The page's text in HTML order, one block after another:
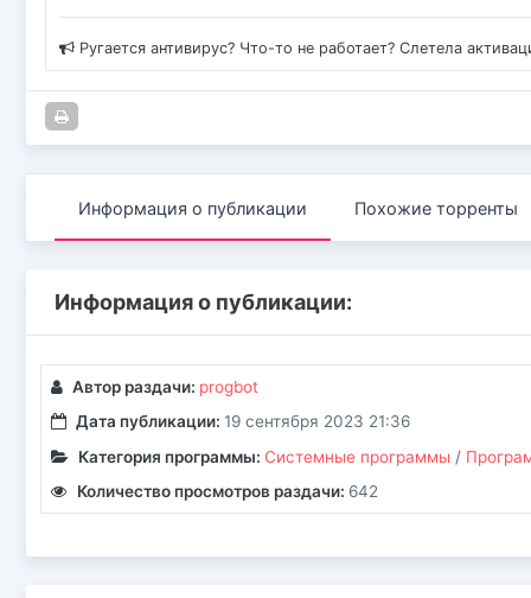
Ругается антивирус? Что-то не работает? Слетела
Информация о публикации Похожие торренты
Информация о публикации:
Автор раздачи: progbot
Дата публикации: 19 сентября 2023 21:36
Категория программы: Системные программы/
Количество просмотров раздачи: 642